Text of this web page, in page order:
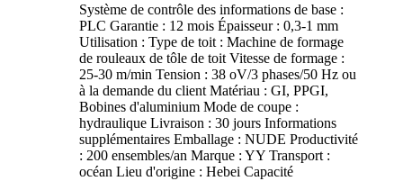
Système de contrôle des informations de base :
PLC Garantie : 12 mois Épaisseur : 0,3-1 mm
Utilisation : Type de toit : Machine de formage
de rouleaux de tôle de toit Vitesse de formage :
25-30 m/min Tension : 38 oV/3 phases/50 Hz ou
à la demande du client Matériau : GI, PPGI,
Bobines d'aluminium Mode de coupe :
hydraulique Livraison : 30 jours Informations
supplémentaires Emballage : NUDE Productivité
: 200 ensembles/an Marque : YY Transport :
océan Lieu d'origine : Hebei Capacité